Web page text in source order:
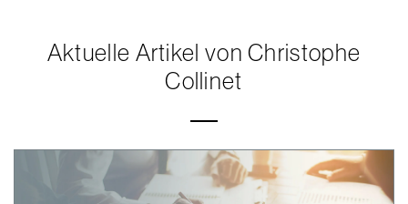
Aktuelle Artikel von Christophe
Collinet